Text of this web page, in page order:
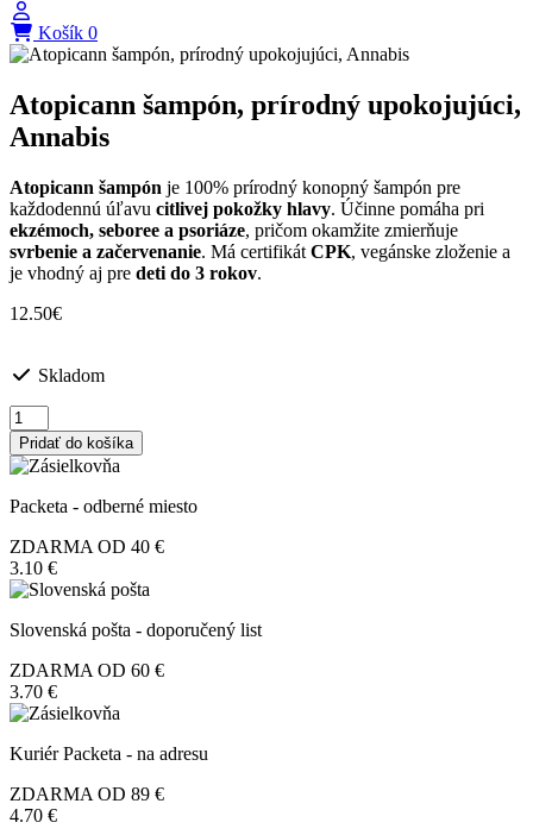
Košík 0
Atopicann šampón, prírodný upokojujúci,
Annabis
Atopicann šampón je 100% prírodný konopný šampón pre
každodennú úľavu citlivej pokožky hlavy. Účinne pomáha pri
ekzémoch, seboree a psoriáze, pričom okamžite zmierňuje
svrbenie a začervenanie. Má certifikát CPK, vegánske zloženie a
je vhodný aj pre deti do 3 rokov.
12.50€
Skladom
množstvo
Atopicann
šampón,
prírodný
upokojujúci,
Pridať do košíka
Packeta - odberné miesto
ZDARMA OD 40 €
3.10 €
Slovenská pošta - doporučený list
ZDARMA OD 60 €
3.70 €
Kuriér Packeta - na adresu
ZDARMA OD 89 €
4.70 €